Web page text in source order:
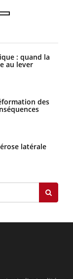
: quand la
au lever
des
latérale